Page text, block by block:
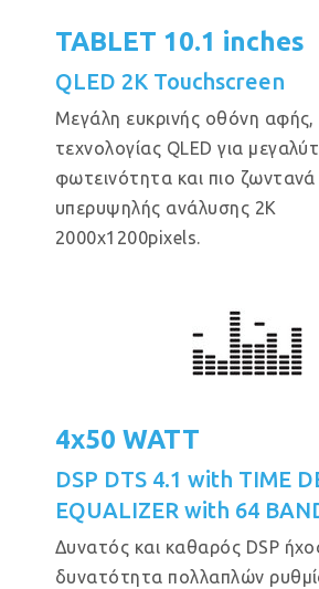
TABLET 10.1 inches
QLED 2K Touchscreen
Μεγάλη ευκρινής οθόνη αφής,
τεχνολογίας QLED για
φωτεινότητα και πιο
υπερυψηλής ανάλυσης 2Κ
2000x1200pixels.
4x50 WATT
DSP DTS 4.1 with TIME
EQUALIZER with 64
Δυνατός και καθαρός DSP
δυνατότητα πολλαπλών